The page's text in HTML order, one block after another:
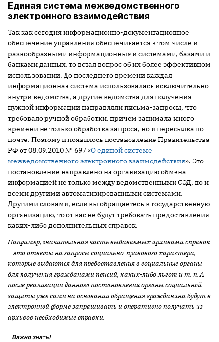
Единая система межведомственного
электронного взаимодействия
Так как сегодня информационно-документационное
обеспечение управления обеспечивается в том числе и
разнообразными информационными системами, базами и
банками данных, то встал вопрос об их более эффективном
использовании. До последнего времени каждая
информационная система использовалась исключительно
внутри ведомства, а другие ведомства для получения
нужной информации направляли письма-запросы, что
требовало ручной обработки, причем занимала много
времени не только обработка запроса, но и пересылка по
почте. Поэтому и появилось постановление Правительства
РФ от 08.09.2010 № 697 «О единой системе
межведомственного электронного взаимодействия». Это
постановление направлено на организацию обмена
информацией не только между ведомственными СЭД, но и
всеми другими автоматизированными системами.
Другими словами, если вы обращаетесь в государственную
организацию, то от вас не будут требовать предоставления
каких-либо дополнительных справок.
Например, значительная часть выдаваемых архивами справок
– это ответы на запросы социально-правового характера,
которые выдаются для предоставления в социальные органы
для получения гражданами пенсий, каких-либо льгот и т. п. А
после реализации данного постановления органы социальной
защиты уже сами на основании обращения гражданина будут в
электронной форме запрашивать и оперативно получать из
архивов необходимые справки.
Важно знать!